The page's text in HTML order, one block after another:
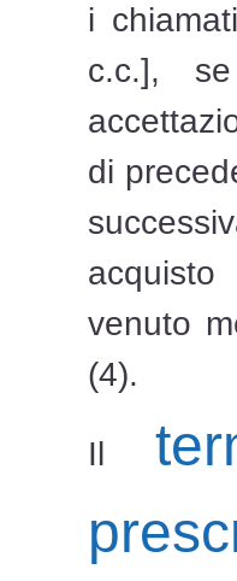
i
c.c.],
di
venuto
(4).
Il